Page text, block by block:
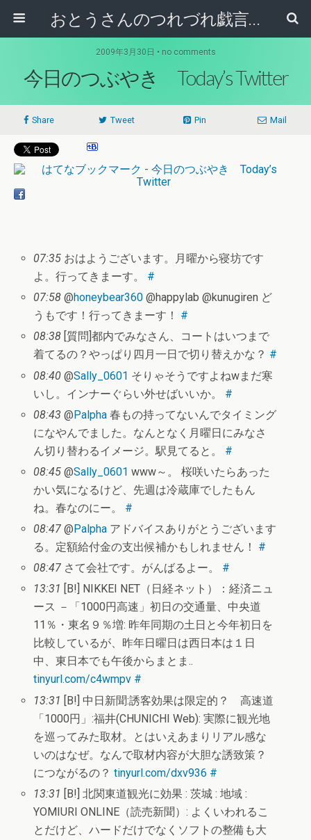
おとうさんのつれづれ戯言記
2009年3月30日 • no comments
今日のつぶやき Today’s Twitter
Share Tweet Pin Mail
07:35 おはようございます。月曜から寝坊です
よ。行ってきまーす。 #
07:58 @honeybear360 @happylab @kunugiren ど
うもです！行ってきまーす！ #
08:38 [質問]都内でみなさん、コートはいつまで
着てるの？やっぱり四月一日で切り替えかな？ #
08:40 @Sally_0601 そりゃそうですよねwまだ寒
いし。インナーぐらい外せばいいか。 #
08:43 @Palpha 春もの持ってないんでタイミング
になやんでました。なんとなく月曜日にみなさ
ん切り替わるイメージ。駅見てると。 #
08:45 @Sally_0601 www～。 桜咲いたらあった
かい気になるけど、先週は冷蔵庫でしたもん
ね。春なのにー。 #
08:47 @Palpha アドバイスありがとうございます
る。定額給付金の支出候補かもしれません！ #
08:47 さて会社です。がんばるよー。 #
13:31
[B!] NIKKEI NET（日経ネット）：経済ニュ
ース －「1000円高速」初日の交通量、中央道
11％・東名９％増: 昨年同期の土日と今年初日を
比較しているが、昨年日曜日は西日本は１日
中、東日本でも午後からまとま..
tinyurl.com/c4wmpv #
13:31 [B!] 中日新聞:誘客効果は限定的？ 高速道
「1000円」:福井(CHUNICHI Web): 実際に観光地
を巡ってみた取材。とはいえあまりリアル感な
いのはなぜ。なんで取材内容が大胆な誘致策？
につながるの？tinyurl.com/dxv936 #
13:31 [B!] 北関東道観光に効果 : 茨城 : 地域 :
YOMIURI ONLINE（読売新聞）: よくいわれるこ
とだけど、ハードだけでなくソフトの整備も大